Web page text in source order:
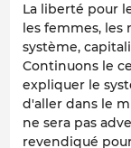
La liberté pour
les femmes, les
système,
Continuons le
expliquer le
d'aller dans le
ne sera pas
revendiqué